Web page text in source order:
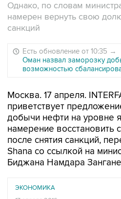
Однако, по словам
намерен вернуть свою
санкций
Есть обновление от 10:35 →
Оман назвал заморозку
возможностью
Москва. 17 апреля.
приветствует
добычи нефти на уровне
намерение
после снятия санкций,
Shana со ссылкой на
Биджана Намдара
ЭКОНОМИКА